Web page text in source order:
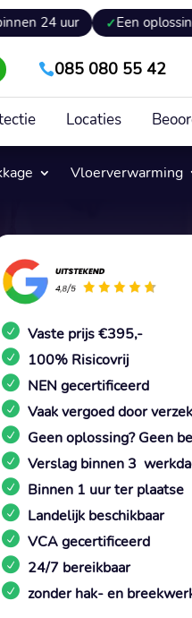
Een oplossing zonder
085 080 55 42
Locaties
Vloerverwarming
Vaste prijs €395,-
100% Risicovrij
NEN gecertificeerd
Vaak vergoed door
Geen oplossing? Geen
Verslag binnen 3
Binnen 1 uur ter plaatse
Landelijk beschikbaar
VCA gecertificeerd
24/7 bereikbaar
zonder hak- en